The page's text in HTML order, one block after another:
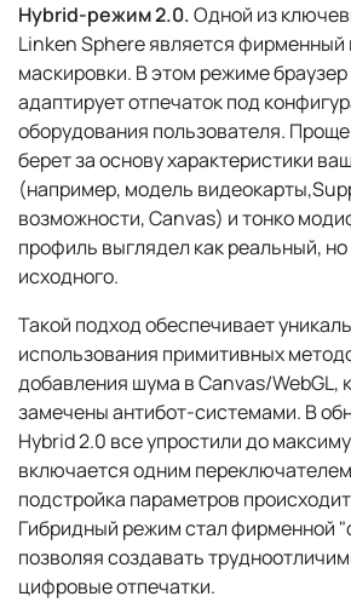
Hybrid-режим 2.0.Одной из
Linken Sphere является
маскировки. В этом режиме
адаптирует отпечаток под
оборудования пользователя.
берет за основу характеристики
(например, модель
возможности, Canvas) и тонко
профиль выглядел как реальный,
исходного.
Такой подход обеспечивает
использования примитивных
добавления шума в Canvas/WebGL,
замечены антибот-системами. В
Hybrid 2.0 все упростили до
включается одним
подстройка параметров
Гибридный режим стал фирменной
позволяя создавать
цифровые отпечатки.